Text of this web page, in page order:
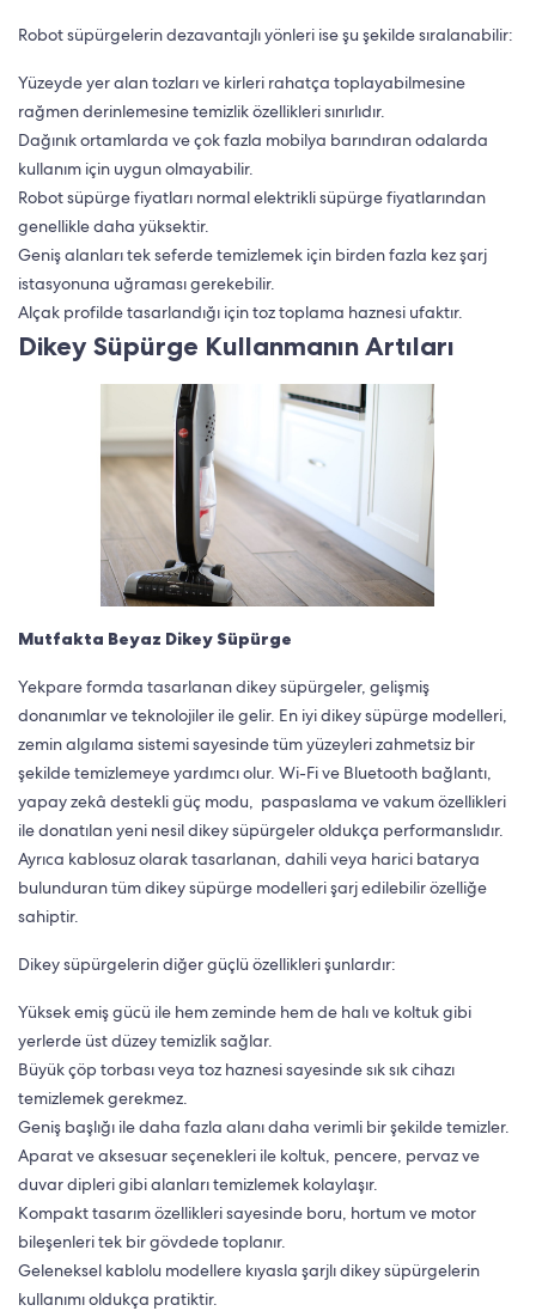
Robot süpürgelerin dezavantajlı yönleri ise şu şekilde sıralanabilir:
Yüzeyde yer alan tozları ve kirleri rahatça toplayabilmesine
rağmen derinlemesine temizlik özellikleri sınırlıdır.
Dağınık ortamlarda ve çok fazla mobilya barındıran odalarda
kullanım için uygun olmayabilir.
Robot süpürge fiyatları normal elektrikli süpürge fiyatlarından
genellikle daha yüksektir.
Geniş alanları tek seferde temizlemek için birden fazla kez şarj
istasyonuna uğraması gerekebilir.
Alçak profilde tasarlandığı için toz toplama haznesi ufaktır.
Dikey Süpürge Kullanmanın Artıları
Mutfakta Beyaz Dikey Süpürge
Yekpare formda tasarlanan dikey süpürgeler, gelişmiş
donanımlar ve teknolojiler ile gelir. En iyi dikey süpürge modelleri,
zemin algılama sistemi sayesinde tüm yüzeyleri zahmetsiz bir
şekilde temizlemeye yardımcı olur. Wi-Fi ve Bluetooth bağlantı,
yapay zekâ destekli güç modu, paspaslama ve vakum özellikleri
ile donatılan yeni nesil dikey süpürgeler oldukça performanslıdır.
Ayrıca kablosuz olarak tasarlanan, dahili veya harici batarya
bulunduran tüm dikey süpürge modelleri şarj edilebilir özelliğe
sahiptir.
Dikey süpürgelerin diğer güçlü özellikleri şunlardır:
Yüksek emiş gücü ile hem zeminde hem de halı ve koltuk gibi
yerlerde üst düzey temizlik sağlar.
Büyük çöp torbası veya toz haznesi sayesinde sık sık cihazı
temizlemek gerekmez.
Geniş başlığı ile daha fazla alanı daha verimli bir şekilde temizler.
Aparat ve aksesuar seçenekleri ile koltuk, pencere, pervaz ve
duvar dipleri gibi alanları temizlemek kolaylaşır.
Kompakt tasarım özellikleri sayesinde boru, hortum ve motor
bileşenleri tek bir gövdede toplanır.
Geleneksel kablolu modellere kıyasla şarjlı dikey süpürgelerin
kullanımı oldukça pratiktir.